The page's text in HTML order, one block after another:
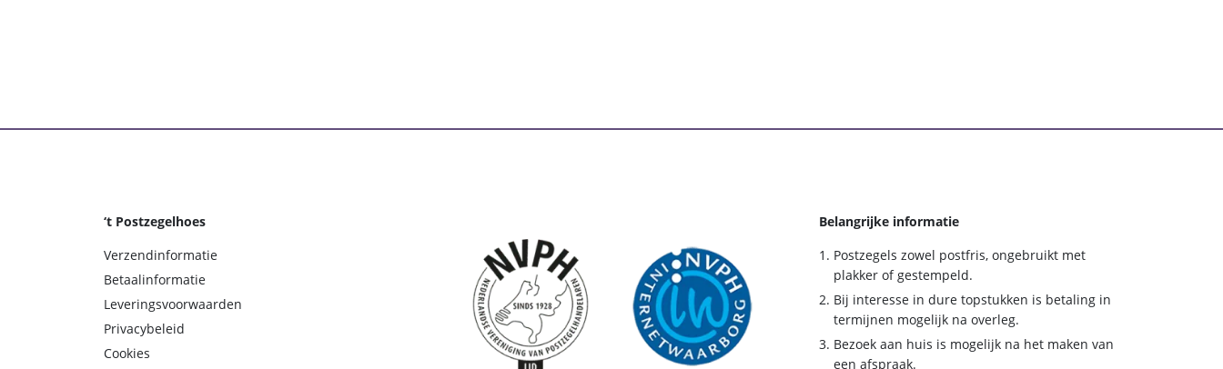
‘t Postzegelhoes
Verzendinformatie
Betaalinformatie
Leveringsvoorwaarden
Privacybeleid
Cookies
Belangrijke informatie
Postzegels zowel postfris, ongebruikt met
plakker of gestempeld.
Bij interesse in dure topstukken is betaling in
termijnen mogelijk na overleg.
Bezoek aan huis is mogelijk na het maken van
een afspraak.